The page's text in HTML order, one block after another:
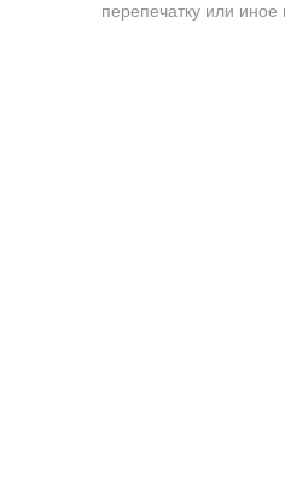
перепечатку или иное